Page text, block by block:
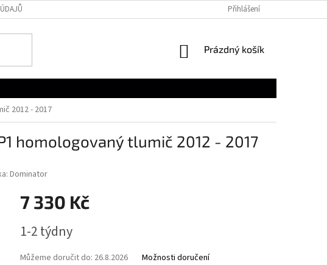
Přihlášení
NÁKUPNÍ
Prázdný košík
2012 - 2017
homologovaný tlumič 2012 - 2017
Dominator
7 330 Kč
cena:
1-2 týdny
Můžeme doručit do: 26.8.2026 Možnosti doručení